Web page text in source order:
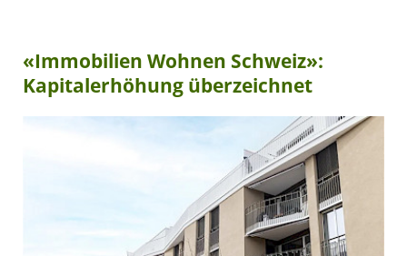
«Immobilien Wohnen Schweiz»:
Kapitalerhöhung überzeichnet